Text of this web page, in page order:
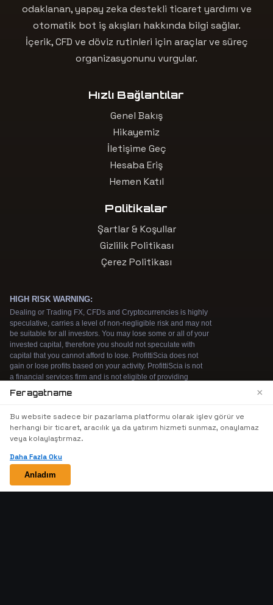
odaklanan, yapay zeka destekli ticaret yardımı ve
otomatik bot iş akışları hakkında bilgi sağlar.
İçerik, CFD ve döviz rutinleri için araçlar ve süreç
organizasyonunu vurgular.
Hızlı Bağlantılar
Genel Bakış
Hikayemiz
İletişime Geç
Hesaba Eriş
Hemen Katıl
Politikalar
Şartlar & Koşullar
Gizlilik Politikası
Çerez Politikası
experience. By continuing to use our website, you
agree to our use of cookies. See our
for more information.
Accept
Feragatname ×
Bu website sadece bir pazarlama platformu olarak işlev görür ve
herhangi bir ticaret, aracılık ya da yatırım hizmeti sunmaz, onaylamaz
veya kolaylaştırmaz.
Daha Fazla Oku
Anladım